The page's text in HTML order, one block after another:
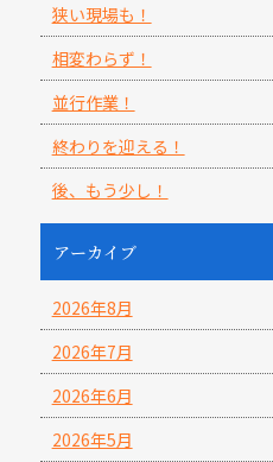
狭い現場も！
相変わらず！
並行作業！
終わりを迎える！
後、もう少し！
アーカイブ
2026年8月
2026年7月
2026年6月
2026年5月